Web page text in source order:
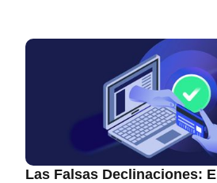
Las Falsas Declinaciones: El